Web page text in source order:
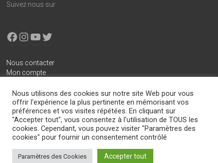
Suivez nous sur
Facebook
Instagram
YouTube
X
Nous contacter
Mon compte
Conditions générales de vente
Mentions légales
Politique de confidentialité
Boitier-E85.com
Nous utilisons des cookies sur notre site Web pour vous
offrir l'expérience la plus pertinente en mémorisant vos
préférences et vos visites répétées. En cliquant sur
"Accepter tout", vous consentez à l'utilisation de TOUS les
cookies. Cependant, vous pouvez visiter "Paramètres des
cookies" pour fournir un consentement contrôlé
Paramètres des Cookies Accepter tout